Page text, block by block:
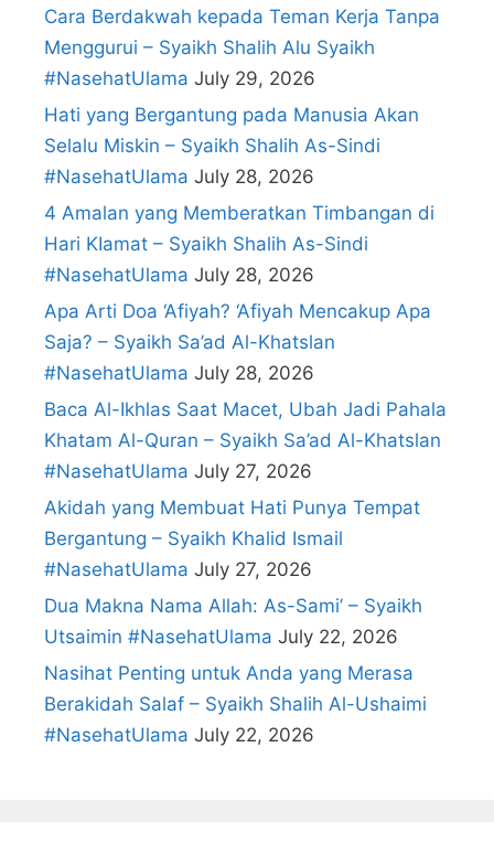
Cara Berdakwah kepada Teman Kerja Tanpa
Menggurui – Syaikh Shalih Alu Syaikh
#NasehatUlama July 29, 2026
Hati yang Bergantung pada Manusia Akan
Selalu Miskin – Syaikh Shalih As-Sindi
#NasehatUlama July 28, 2026
4 Amalan yang Memberatkan Timbangan di
Hari KIamat – Syaikh Shalih As-Sindi
#NasehatUlama July 28, 2026
Apa Arti Doa ‘Afiyah? ‘Afiyah Mencakup Apa
Saja? – Syaikh Sa’ad Al-Khatslan
#NasehatUlama July 28, 2026
Baca Al-Ikhlas Saat Macet, Ubah Jadi Pahala
Khatam Al-Quran – Syaikh Sa’ad Al-Khatslan
#NasehatUlama July 27, 2026
Akidah yang Membuat Hati Punya Tempat
Bergantung – Syaikh Khalid Ismail
#NasehatUlama July 27, 2026
Dua Makna Nama Allah: As-Sami’ – Syaikh
Utsaimin #NasehatUlama July 22, 2026
Nasihat Penting untuk Anda yang Merasa
Berakidah Salaf – Syaikh Shalih Al-Ushaimi
#NasehatUlama July 22, 2026